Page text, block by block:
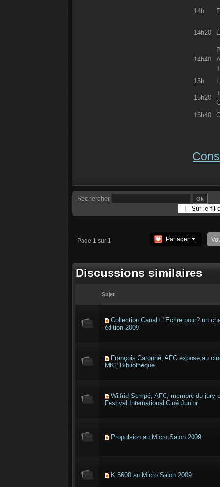
14h
14h20
14h40
15h
15h20
15h40
Rechercher
Page 1 sur 1 Partager
Discussions similaires
Sujet
Collection Canal+ "Ecrire pour? un
édition 2009
François Catonné, AFC expose au
MK2 Bibliothèque
Wilfrid Sempé, AFC, membre du jury
Festival International Ciné Junior
Propulsion au Micro Salon 2009
K 5600 au Micro Salon 2009